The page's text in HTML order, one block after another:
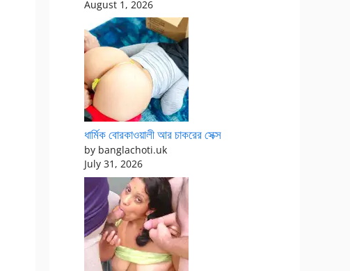
August 1, 2026
ধার্মিক বোরকাওয়ালী আর চাকরের সেক্স
by banglachoti.uk
July 31, 2026